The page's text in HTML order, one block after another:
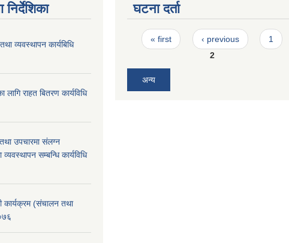
व्यवस्थापन कार्यबिधि
लागि राहत बितरण कार्यविधि
उपचारमा संलग्न
सम्बन्धि कार्यविधि
कार्यक्रम (संचालन तथा
घटना दर्ता
Pages
« first ‹ previous
1
2
अन्य